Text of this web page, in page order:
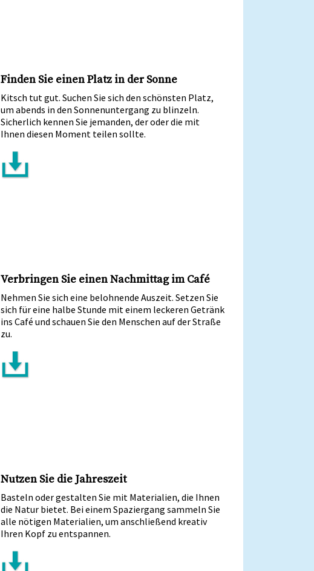
Finden Sie einen Platz in der Sonne
Kitsch tut gut. Suchen Sie sich den schönsten Platz,
um abends in den Sonnenuntergang zu blinzeln.
Sicherlich kennen Sie jemanden, der oder die mit
Ihnen diesen Moment teilen sollte.
Verbringen Sie einen Nachmittag im Café
Nehmen Sie sich eine belohnende Auszeit. Setzen Sie
sich für eine halbe Stunde mit einem leckeren Getränk
ins Café und schauen Sie den Menschen auf der Straße
zu.
Nutzen Sie die Jahreszeit
Basteln oder gestalten Sie mit Materialien, die Ihnen
die Natur bietet. Bei einem Spaziergang sammeln Sie
alle nötigen Materialien, um anschließend kreativ
Ihren Kopf zu entspannen.